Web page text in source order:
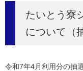
たいとう寮
について（
令和7年4月利用分の抽